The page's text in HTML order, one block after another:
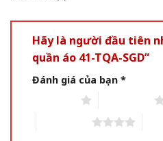
Hãy là người đầu tiên
quần áo 41-TQA-SGD”
Đánh giá của bạn *